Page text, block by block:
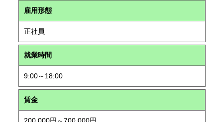
雇用形態
正社員
就業時間
9:00～18:00
賃金